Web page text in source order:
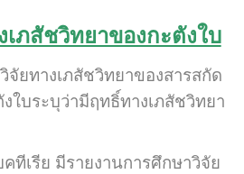
ภสัชวิทยาของกะตังใบ
จัยทางเภสัชวิทยาของสารสกัด
ใบระบุว่ามีฤทธิ์ทางเภสัชวิทยา
ย มีรายงานการศึกษาวิจัย